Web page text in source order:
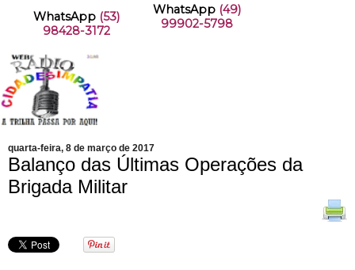
WhatsApp (53)
98428-3172
WhatsApp (49)
99902-5798
quarta-feira, 8 de março de 2017
Balanço das Últimas Operações da
Brigada Militar